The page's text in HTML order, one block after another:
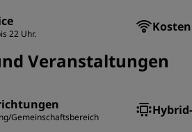
22 Uhr.
Veranstaltungen
Gemeinschaftsbereich